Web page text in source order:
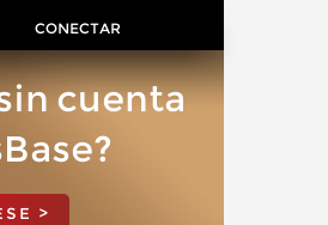
CONECTAR
cuenta
>